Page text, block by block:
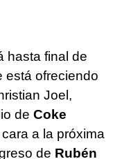
hasta final de
está ofreciendo
Joel,
de Coke
a la próxima
de Rubén